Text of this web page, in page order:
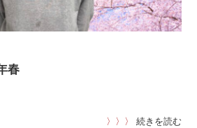
春
〉〉〉
続きを読む